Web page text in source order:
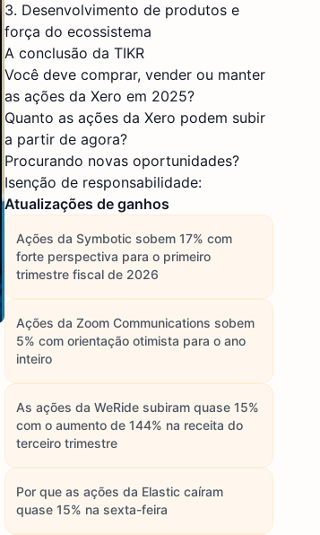
3. Desenvolvimento de produtos e
força do ecossistema
A conclusão da TIKR
Você deve comprar, vender ou manter
as ações da Xero em 2025?
Quanto as ações da Xero podem subir
a partir de agora?
Procurando novas oportunidades?
Isenção de responsabilidade:
Atualizações de ganhos
Ações da Symbotic sobem 17% com
forte perspectiva para o primeiro
trimestre fiscal de 2026
Ações da Zoom Communications sobem
5% com orientação otimista para o ano
inteiro
As ações da WeRide subiram quase 15%
com o aumento de 144% na receita do
terceiro trimestre
Por que as ações da Elastic caíram
quase 15% na sexta-feira